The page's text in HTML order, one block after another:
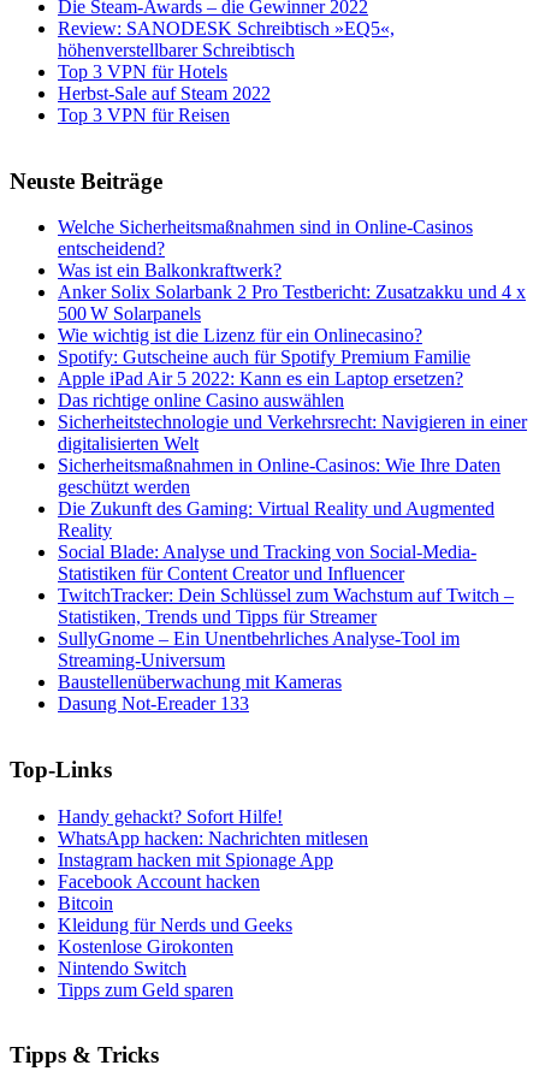
Die Steam-Awards – die Gewinner 2022
Review: SANODESK Schreibtisch »EQ5«,
höhenverstellbarer Schreibtisch
Top 3 VPN für Hotels
Herbst-Sale auf Steam 2022
Top 3 VPN für Reisen
Neuste Beiträge
Welche Sicherheitsmaßnahmen sind in Online-Casinos
entscheidend?
Was ist ein Balkonkraftwerk?
Anker Solix Solarbank 2 Pro Testbericht: Zusatzakku und 4 x
500 W Solarpanels
Wie wichtig ist die Lizenz für ein Onlinecasino?
Spotify: Gutscheine auch für Spotify Premium Familie
Apple iPad Air 5 2022: Kann es ein Laptop ersetzen?
Das richtige online Casino auswählen
Sicherheitstechnologie und Verkehrsrecht: Navigieren in einer
digitalisierten Welt
Sicherheitsmaßnahmen in Online-Casinos: Wie Ihre Daten
geschützt werden
Die Zukunft des Gaming: Virtual Reality und Augmented
Reality
Social Blade: Analyse und Tracking von Social-Media-
Statistiken für Content Creator und Influencer
TwitchTracker: Dein Schlüssel zum Wachstum auf Twitch –
Statistiken, Trends und Tipps für Streamer
SullyGnome – Ein Unentbehrliches Analyse-Tool im
Streaming-Universum
Baustellenüberwachung mit Kameras
Dasung Not-Ereader 133
Top-Links
Handy gehackt? Sofort Hilfe!
WhatsApp hacken: Nachrichten mitlesen
Instagram hacken mit Spionage App
Facebook Account hacken
Bitcoin
Kleidung für Nerds und Geeks
Kostenlose Girokonten
Nintendo Switch
Tipps zum Geld sparen
Tipps & Tricks